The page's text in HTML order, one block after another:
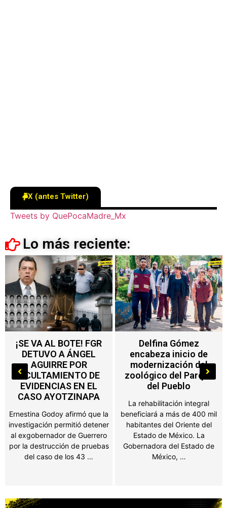
X (antes Twitter)
Tweets by QuePocaMadre_Mx
Lo más reciente:
Delfina Gómez
encabeza inicio de
modernización del
zoológico del Parque
del Pueblo
beneficiará a más de 400 mil
habitantes del Oriente del
Estado de México. La
Gobernadora del Estado de
México, …
Nuevo impuesto en
Edoméx alcanza a
máquinas de
videojuegos, ferias y
salones de fiesta
Propietarios de negocios,
salones de fiestas, ferias y
establecimientos que
obtengan ingresos por juegos
o espectáculos públicos en el
Estado de México …